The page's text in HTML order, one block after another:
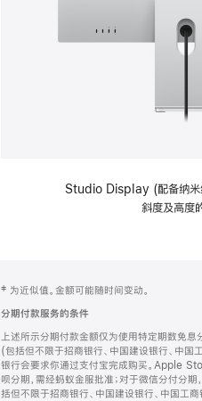
Studio Display (配备纳米
斜度及高度
页
脚
注
‡ 为近似值。金额可能随时间变动。
分期付款服务的条件
上述所示分期付款金额仅为使用特定期数免
(包括但不限于招商银行、中国建设银行、中
银行会要求你通过支付宝完成购买。Apple
呗分期，需经蚂蚁金服批准；对于微信分付分
括但不限于招商银行、中国建设银行、中国工